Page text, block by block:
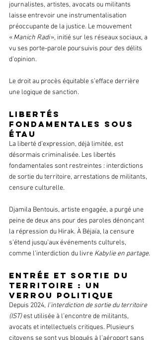
journalistes, artistes, avocats ou militants
laisse entrevoir une instrumentalisation
préoccupante de la justice. Le mouvement
« Manich Radi », initié sur les réseaux sociaux, a
vu ses porte-parole poursuivis pour des délits
d’opinion.
Le droit au procès équitable s’efface derrière
une logique de sanction.
Libertés
fondamentales sous
étau
La liberté d’expression, déjà limitée, est
désormais criminalisée. Les libertés
fondamentales sont restreintes : interdictions
de sortie du territoire, arrestations de militants,
censure culturelle.
Djamila Bentouis, artiste engagée, a purgé une
peine de deux ans pour des paroles dénonçant
la répression du Hirak. À Béjaïa, la censure
s’étend jusqu’aux événements culturels,
comme l’interdiction du livre Kabylie en partage.
Entrée et sortie du
territoire : un
verrou politique
Depuis 2024, l’interdiction de sortie du territoire
(IST) est utilisée à l’encontre de militants,
avocats et intellectuels critiques. Plusieurs
citoyens se sont vus bloqués à l’aéroport sans